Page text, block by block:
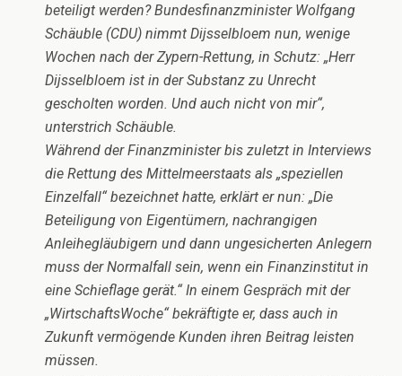
beteiligt werden? Bundesfinanzminister Wolfgang
Schäuble (CDU) nimmt Dijsselbloem nun, wenige
Wochen nach der Zypern-Rettung, in Schutz: „Herr
Dijsselbloem ist in der Substanz zu Unrecht
gescholten worden. Und auch nicht von mir“,
unterstrich Schäuble.
Während der Finanzminister bis zuletzt in Interviews
die Rettung des Mittelmeerstaats als „speziellen
Einzelfall“ bezeichnet hatte, erklärt er nun: „Die
Beteiligung von Eigentümern, nachrangigen
Anleihegläubigern und dann ungesicherten Anlegern
muss der Normalfall sein, wenn ein Finanzinstitut in
eine Schieflage gerät.“ In einem Gespräch mit der
„WirtschaftsWoche“ bekräftigte er, dass auch in
Zukunft vermögende Kunden ihren Beitrag leisten
müssen.